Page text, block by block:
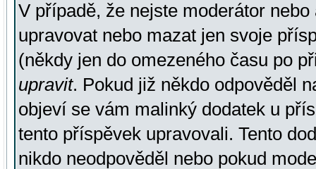
V případě, že nejste moderátor
upravovat nebo mazat jen svoje
(někdy jen do omezeného času po
upravit. Pokud již někdo odpověděl
objeví se vám malinký dodatek u
tento příspěvek upravovali. Tento
nikdo neodpověděl nebo pokud